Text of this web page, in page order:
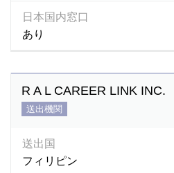
日本国内窓口
あり
R A L CAREER LINK INC.
送出機関
送出国
フィリピン